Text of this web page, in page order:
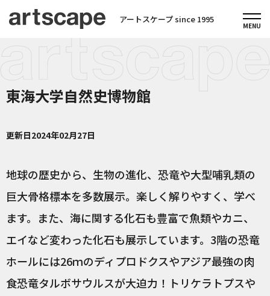
アートスケープ since 1995
東海大学自然史博物館
更新日2024年02月27日
地球の歴史から、生物の進化、恐竜や大型哺乳類の
巨大骨格標本を多数展示。楽しく解りやすく、学べ
ます。また、海に関する化石も豊富で魚類やカニ、
エイなど変わった化石も展示しています。3階の恐竜
ホールには26ｍのディプロドクスやアジア最強の肉
食恐竜タルボサウルスが大迫力！トリケラトプスや